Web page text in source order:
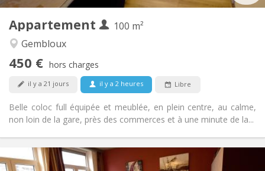
Appartement
100 m²
Gembloux
450 € hors charges
il y a 21 jours il y a 2 heures Libre
Belle coloc full équipée et meublée, en plein centre, au calme,
non loin de la gare, près des commerces et à une minute de la...
Pièces privées:
Calme, chaleureuse, communautaire,
Animaux de compagnie:
Infos Pratiques